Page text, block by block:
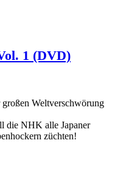
1 (DVD)
Weltverschwörung
die NHK alle Japaner
züchten!